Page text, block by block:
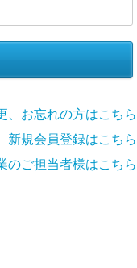
、お忘れの方はこちら
新規会員登録はこちら
のご担当者様はこちら